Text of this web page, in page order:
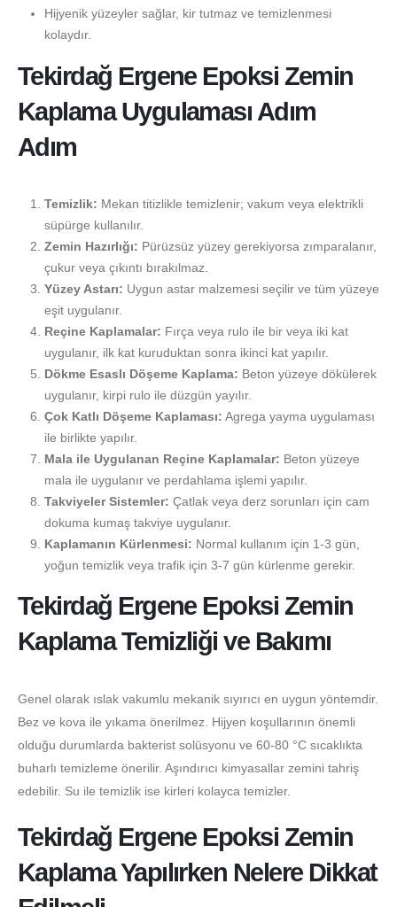
Hijyenik yüzeyler sağlar, kir tutmaz ve temizlenmesi
kolaydır.
Tekirdağ Ergene Epoksi Zemin
Kaplama Uygulaması Adım
Adım
Temizlik: Mekan titizlikle temizlenir; vakum veya elektrikli
süpürge kullanılır.
Zemin Hazırlığı: Pürüzsüz yüzey gerekiyorsa zımparalanır,
çukur veya çıkıntı bırakılmaz.
Yüzey Astarı: Uygun astar malzemesi seçilir ve tüm yüzeye
eşit uygulanır.
Reçine Kaplamalar: Fırça veya rulo ile bir veya iki kat
uygulanır, ilk kat kuruduktan sonra ikinci kat yapılır.
Dökme Esaslı Döşeme Kaplama: Beton yüzeye dökülerek
uygulanır, kirpi rulo ile düzgün yayılır.
Çok Katlı Döşeme Kaplaması: Agrega yayma uygulaması
ile birlikte yapılır.
Mala ile Uygulanan Reçine Kaplamalar: Beton yüzeye
mala ile uygulanır ve perdahlama işlemi yapılır.
Takviyeler Sistemler: Çatlak veya derz sorunları için cam
dokuma kumaş takviye uygulanır.
Kaplamanın Kürlenmesi: Normal kullanım için 1-3 gün,
yoğun temizlik veya trafik için 3-7 gün kürlenme gerekir.
Tekirdağ Ergene Epoksi Zemin
Kaplama Temizliği ve Bakımı
Genel olarak ıslak vakumlu mekanik sıyırıcı en uygun yöntemdir.
Bez ve kova ile yıkama önerilmez. Hijyen koşullarının önemli
olduğu durumlarda bakterist solüsyonu ve 60-80 °C sıcaklıkta
buharlı temizleme önerilir. Aşındırıcı kimyasallar zemini tahriş
edebilir. Su ile temizlik ise kirleri kolayca temizler.
Tekirdağ Ergene Epoksi Zemin
Kaplama Yapılırken Nelere Dikkat